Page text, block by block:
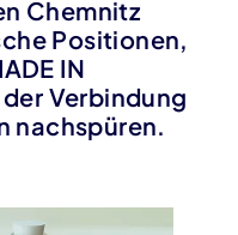
Chemnitz
Positionen,
IN
Verbindung
nachspüren.